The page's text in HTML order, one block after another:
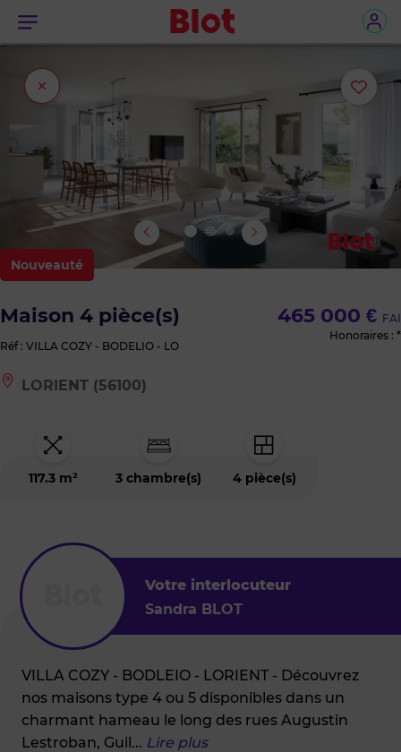
Menu
Fermer
l'onglet
bien
Nouveauté
Maison 4 pièce(s)
Réf : VILLA COZY - BODELIO - LO
465 000 € FAI
Honoraires : *
Le
bien
LORIENT
(56100)
LORIENT (56100)
117.3 m² 3 chambre(s) 4 pièce(s)
Votre interlocuteur
Sandra BLOT
VILLA COZY - BODLEIO - LORIENT - Découvrez
nos maisons type 4 ou 5 disponibles dans un
charmant hameau le long des rues Augustin
Lestroban, Guil... Lire plus